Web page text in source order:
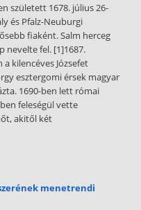
a házasság alapjaként
Georgikonban
gimnáziumban is
- 1798 márciusában: Lillát
(9 hónapig voltak együtt
Dunaalmáson 
követően, tudatosította
végleges
a Dunántúlon: Keszthely,
kastélyában)  segítséget
született 1678. július 26-
és Pfalz-Neuburgi
fiaként. Salm herceg
nevelte fel. [1]1687.
a kilencéves Józsefet
esztergomi érsek magyar
1690-ben lett római
feleségül vette
akitől két
menetrendi